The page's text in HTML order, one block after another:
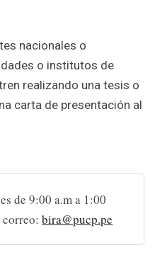
nacionales o
o institutos de
realizando una tesis o
carta de presentación al
de 9:00 a.m a 1:00
correo:bira@pucp.pe